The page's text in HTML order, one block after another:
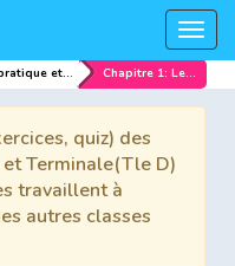
La pratique et les fins Chapitre 1: Le travail et les Ã©changes
quiz) des
Terminale(Tle D)
travaillent à
autres classes